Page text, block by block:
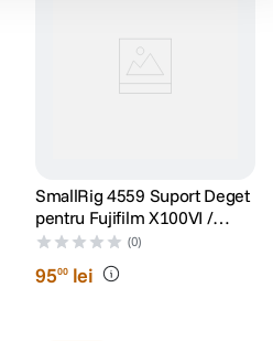
SmallRig 4559 Suport Deget
pentru Fujifilm X100VI /
X100V Negru
(0)
9500 lei